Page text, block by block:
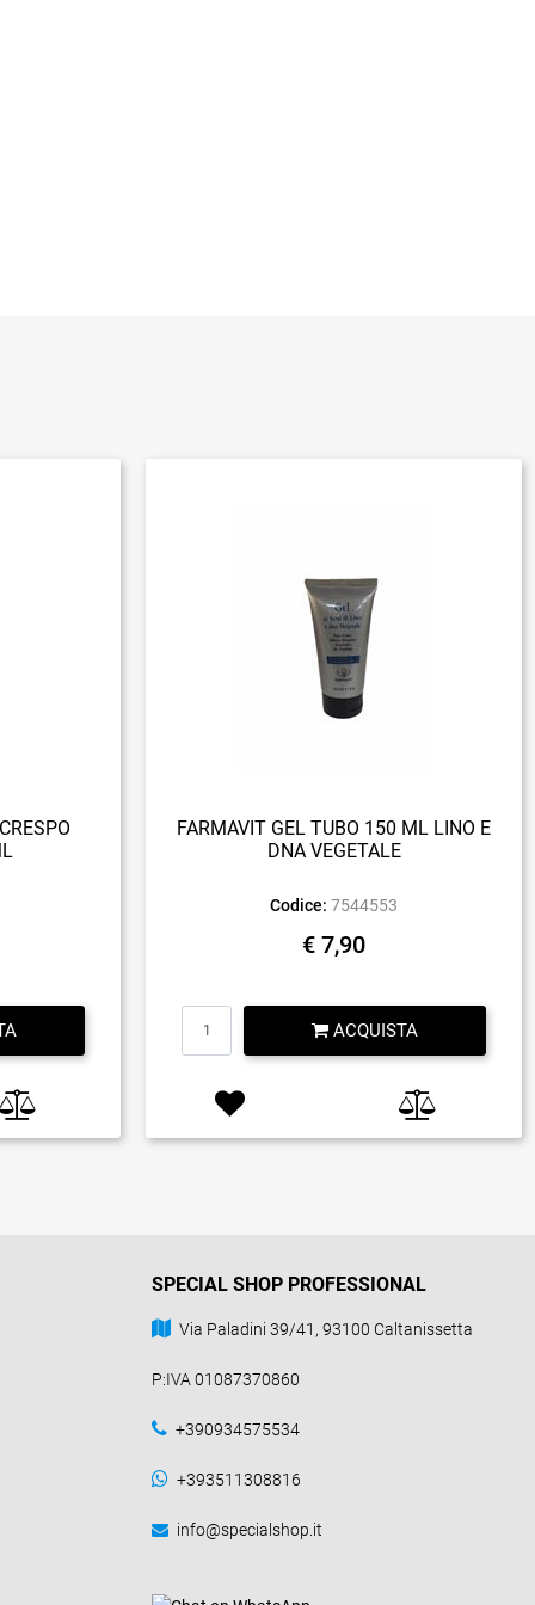
FARMAVIT GEL TUBO 150 ML LINO E
DNA VEGETALE
Codice: 7544553
€ 7,90
ACQUISTA
SPECIAL SHOP PROFESSIONAL
Via Paladini 39/41, 93100 Caltanissetta
P:IVA 01087370860
+390934575534
+393511308816
info@specialshop.it